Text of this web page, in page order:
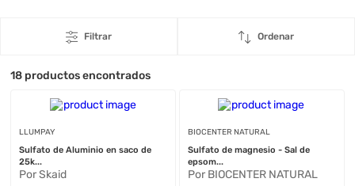
Filtrar Ordenar
18 productos encontrados
LLUMPAY
Sulfato de Aluminio en saco de
25k...
Por Skaid
BIOCENTER NATURAL
Sulfato de magnesio - Sal de
epsom...
Por BIOCENTER NATURAL